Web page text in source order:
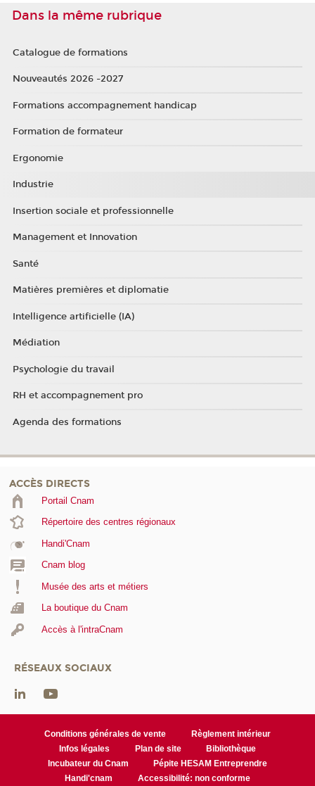
Dans la même rubrique
Catalogue de formations
Nouveautés 2026 -2027
Formations accompagnement handicap
Formation de formateur
Ergonomie
Industrie
Insertion sociale et professionnelle
Management et Innovation
Santé
Matières premières et diplomatie
Intelligence artificielle (IA)
Médiation
Psychologie du travail
RH et accompagnement pro
Agenda des formations
ACCÈS DIRECTS
Portail Cnam
Répertoire des centres régionaux
Handi'Cnam
Cnam blog
Musée des arts et métiers
La boutique du Cnam
Accès à l'intraCnam
RÉSEAUX SOCIAUX
Conditions générales de vente
Règlement intérieur
Infos légales
Plan de site
Bibliothèque
Incubateur du Cnam
Pépite HESAM Entreprendre
Handi'cnam
Accessibilité: non conforme